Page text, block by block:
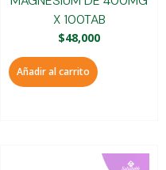
X 100TAB
$48,000
Añadir al carrito